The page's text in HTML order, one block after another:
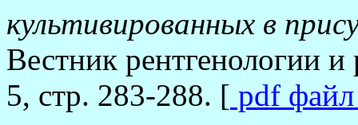
культивированных в
Вестник рентгенологии
5, стр. 283-288. [ pdf